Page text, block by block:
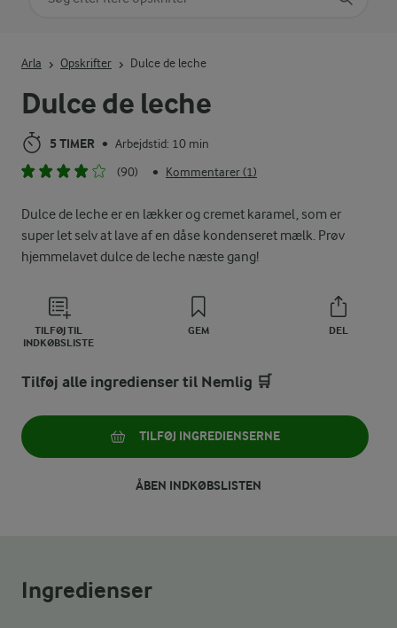
Dulce de leche
5 TIMER • Arbejdstid: 10 min
(90)
• Kommentarer (1)
Dulce de leche er en lækker og cremet karamel, som er
super let selv at lave af en dåse kondenseret mælk. Prøv
hjemmelavet dulce de leche næste gang!
TILFØJ TIL
INDKØBSLISTE
GEM DEL
Arla Opskrifter Dulce de leche
Tilføj alle ingredienser til Nemlig 🛒
TILFØJ INGREDIENSERNE
ÅBEN INDKØBSLISTEN
Ingredienser